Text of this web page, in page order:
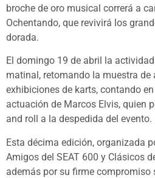
broche de oro musical correrá a
Ochentando, que revivirá los
dorada.
El domingo 19 de abril la
matinal, retomando la muestra de
exhibiciones de karts, contando
actuación de Marcos Elvis, quien
and roll a la despedida del evento.
Esta décima edición, organizada
Amigos del SEAT 600 y Clásicos
además por su firme